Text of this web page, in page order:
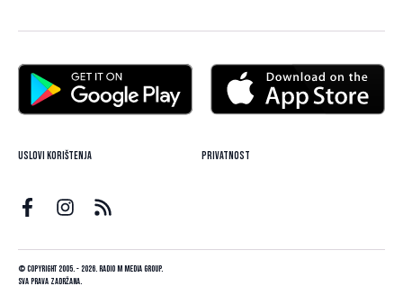
Uslovi korištenja Privatnost
© Copyright 2005. - 2026. Radio M Media Group.
Sva prava zadržana.